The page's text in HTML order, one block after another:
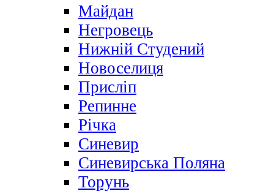
Майдан
Негровець
Нижній Студений
Новоселиця
Присліп
Репинне
Річка
Синевир
Синевирська Поляна
Торунь